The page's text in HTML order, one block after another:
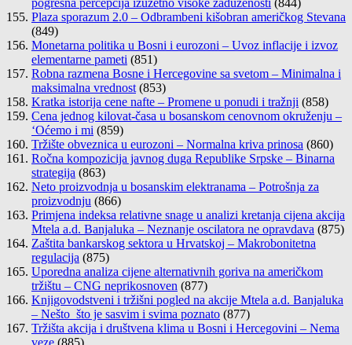
pogrešna percepcija izuzetno visoke zaduženosti (844)
Plaza sporazum 2.0 – Odbrambeni kišobran američkog Stevana
(849)
Monetarna politika u Bosni i eurozoni – Uvoz inflacije i izvoz
elementarne pameti (851)
Robna razmena Bosne i Hercegovine sa svetom – Minimalna i
maksimalna vrednost (853)
Kratka istorija cene nafte – Promene u ponudi i tražnji (858)
Cena jednog kilovat-časa u bosanskom cenovnom okruženju –
‘Oćemo i mi (859)
Tržište obveznica u eurozoni – Normalna kriva prinosa (860)
Ročna kompozicija javnog duga Republike Srpske – Binarna
strategija (863)
Neto proizvodnja u bosanskim elektranama – Potrošnja za
proizvodnju (866)
Primjena indeksa relativne snage u analizi kretanja cijena akcija
Mtela a.d. Banjaluka – Neznanje oscilatora ne opravdava (875)
Zaštita bankarskog sektora u Hrvatskoj – Makrobonitetna
regulacija (875)
Uporedna analiza cijene alternativnih goriva na američkom
tržištu – CNG neprikosnoven (877)
Knjigovodstveni i tržišni pogled na akcije Mtela a.d. Banjaluka
– Nešto što je sasvim i svima poznato (877)
Tržišta akcija i društvena klima u Bosni i Hercegovini – Nema